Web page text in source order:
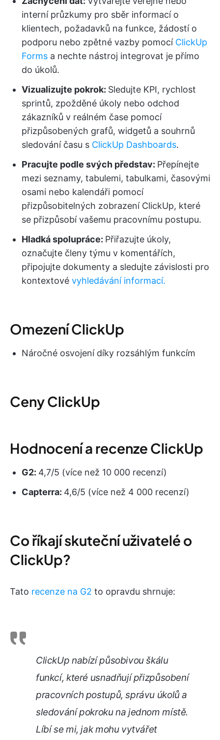
interní průzkumy pro sběr informací o
klientech, požadavků na funkce, žádostí o
podporu nebo zpětné vazby pomocí ClickUp
Forms a nechte nástroj integrovat je přímo
do úkolů.
Vizualizujte pokrok: Sledujte KPI, rychlost
sprintů, zpožděné úkoly nebo odchod
zákazníků v reálném čase pomocí
přizpůsobených grafů, widgetů a souhrnů
sledování času s ClickUp Dashboards.
Pracujte podle svých představ: Přepínejte
mezi seznamy, tabulemi, tabulkami, časovými
osami nebo kalendáři pomocí
přizpůsobitelných zobrazení ClickUp, které
se přizpůsobí vašemu pracovnímu postupu.
Hladká spolupráce: Přiřazujte úkoly,
označujte členy týmu v komentářích,
připojujte dokumenty a sledujte závislosti pro
kontextové vyhledávání informací.
Omezení ClickUp
Náročné osvojení díky rozsáhlým funkcím
Ceny ClickUp
Hodnocení a recenze ClickUp
G2: 4,7/5 (více než 10 000 recenzí)
Capterra: 4,6/5 (více než 4 000 recenzí)
Co říkají skuteční uživatelé o
ClickUp?
Tato recenze na G2 to opravdu shrnuje:
ClickUp nabízí působivou škálu
funkcí, které usnadňují přizpůsobení
pracovních postupů, správu úkolů a
sledování pokroku na jednom místě.
Líbí se mi, jak mohu vytvářet